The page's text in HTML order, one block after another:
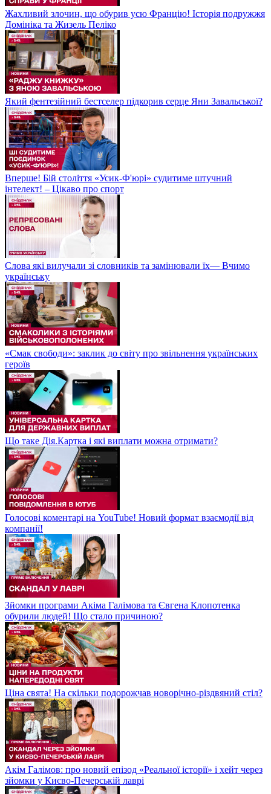
Жахливий злочин, що обурив усю Францію! Історія подружжя
Домініка та Жизель Пеліко
Який фентезійний бестселер підкорив серце Яни Завальської?
Вперше! Бій століття «Усик-Ф'юрі» судитиме штучний
інтелект! – Цікаво про спорт
Слова які вилучали зі словників та замінювали їх— Вчимо
українську
«Смак свободи»: заклик до світу про звільнення українських
героїв
Що таке Дія.Картка і які виплати можна отримати?
Голосові коментарі на YouTube! Новий формат взаємодії від
компанії!
Зйомки програми Акіма Галімова та Євгена Клопотенка
обурили людей! Що стало причиною?
Ціна свята! На скільки подорожчав новорічно-різдвяний стіл?
Акім Галімов: про новий епізод «Реальної історії» і хейт через
зйомки у Києво-Печерській лаврі